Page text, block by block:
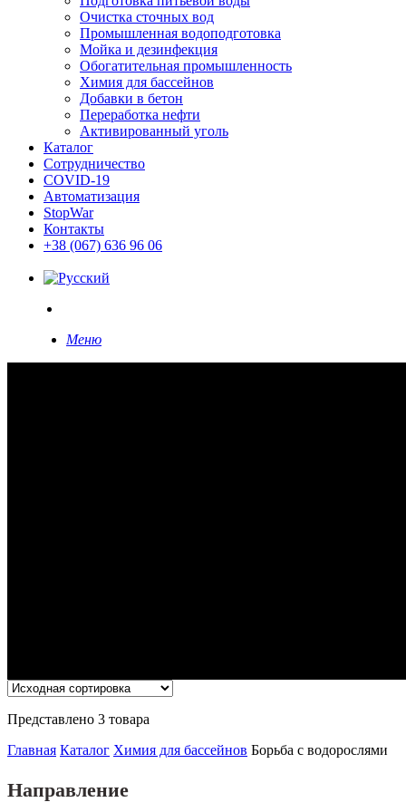
Очистка сточных вод
Промышленная водоподготовка
Мойка и дезинфекция
Обогатительная промышленность
Химия для бассейнов
Добавки в бетон
Переработка нефти
Активированный уголь
Каталог
Сотрудничество
COVID-19
Автоматизация
StopWar
Контакты
‎+38 (067) 636 96 06
Меню
Представлено 3 товара
Главная Каталог Химия для бассейнов Борьба с водорослями
Направление